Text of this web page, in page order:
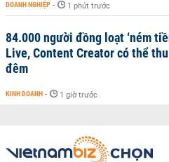
DOANH NGHIỆP - 1 phút trước
84.000 người đồng loạt ‘ném
Live, Content Creator có thể
đêm
KINH DOANH - 1 giờ trước